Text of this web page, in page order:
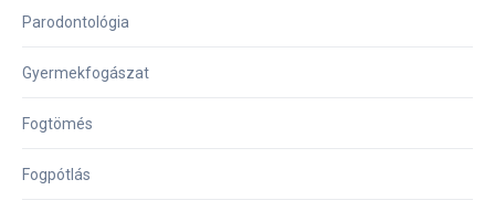
Parodontológia
Gyermekfogászat
Fogtömés
Fogpótlás